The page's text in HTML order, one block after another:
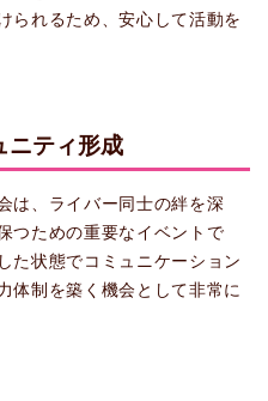
られるため、安心して活動を
ニティ形成
は、ライバー同士の絆を深
つための重要なイベントで
た状態でコミュニケーション
体制を築く機会として非常に